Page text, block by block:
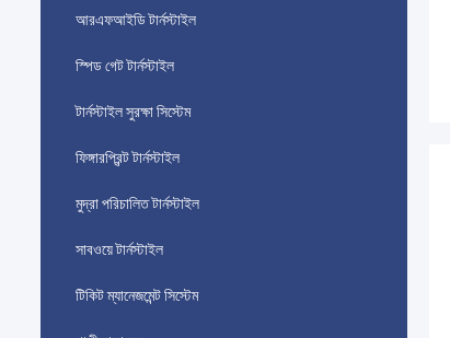
আরএফআইডি টার্নস্টাইল
স্পিড গেট টার্নস্টাইল
টার্নস্টাইল সুরক্ষা সিস্টেম
ফিঙ্গারপ্রিন্ট টার্নস্টাইল
মুদ্রা পরিচালিত টার্নস্টাইল
সাবওয়ে টার্নস্টাইল
টিকিট ম্যানেজমেন্ট সিস্টেম